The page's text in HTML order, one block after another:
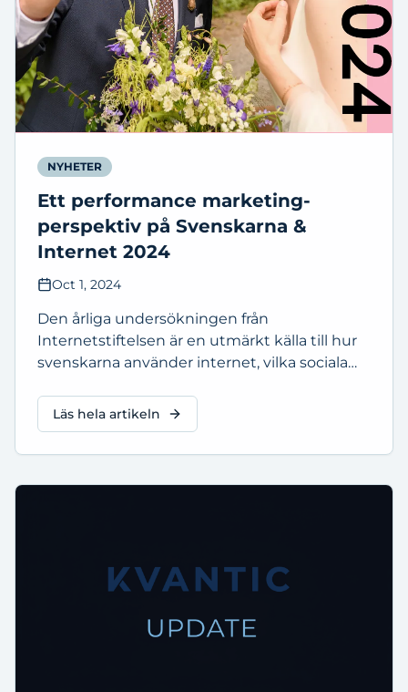
NYHETER
Ett performance marketing-
perspektiv på Svenskarna &
Internet 2024
Oct 1, 2024
Den årliga undersökningen från
Internetstiftelsen är en utmärkt källa till hur
svenskarna använder internet, vilka sociala
integritet och mycket mer.
Läs hela artikeln